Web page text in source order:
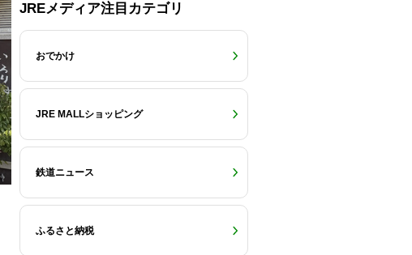
JREメディア注目カテゴリ
おでかけ
JRE MALLショッピング
鉄道ニュース
ふるさと納税